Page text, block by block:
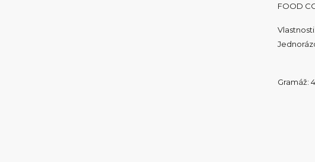
FOOD
Vlastnosti:
Gramáž: